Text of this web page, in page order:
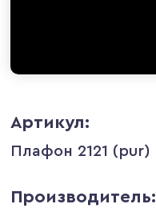
Артикул:
Плафон 2121 (pur)
Производитель: